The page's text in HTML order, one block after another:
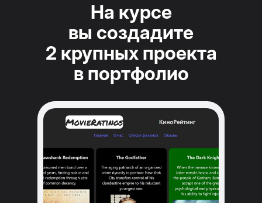
На курсе
вы создадите
2 крупных проекта
в портфолио